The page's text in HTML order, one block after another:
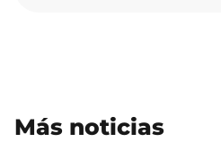
Más noticias